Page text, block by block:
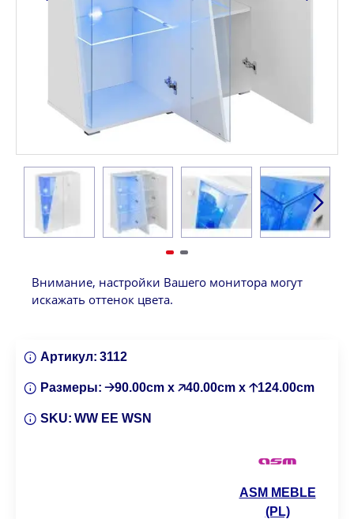
Внимание, настройки Вашего монитора могут
искажать оттенок цвета.
Артикул: 3112
Размеры: 🡢90.00cm x 🡥40.00cm x 🡡124.00cm
SKU: WW EE WSN
ASM MEBLE
(PL)